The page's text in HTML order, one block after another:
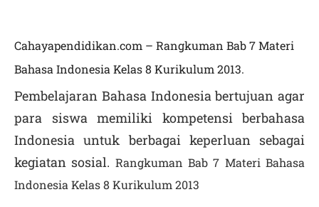
Cahayapendidikan.com – Rangkuman Bab 7 Materi
Bahasa Indonesia Kelas 8 Kurikulum 2013.
Pembelajaran Bahasa Indonesia bertujuan agar
para siswa memiliki kompetensi berbahasa
Indonesia untuk berbagai keperluan sebagai
kegiatan sosial. Rangkuman Bab 7 Materi Bahasa
Indonesia Kelas 8 Kurikulum 2013